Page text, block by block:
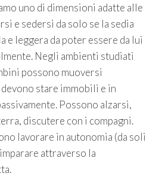
uno di dimensioni adatte alle
e sedersi da solo se la sedia
e leggera da poter essere da lui
Negli ambienti studiati
possono muoversi
stare immobili e in
Possono alzarsi,
discutere con i compagni.
lavorare in autonomia (da soli
attraverso la